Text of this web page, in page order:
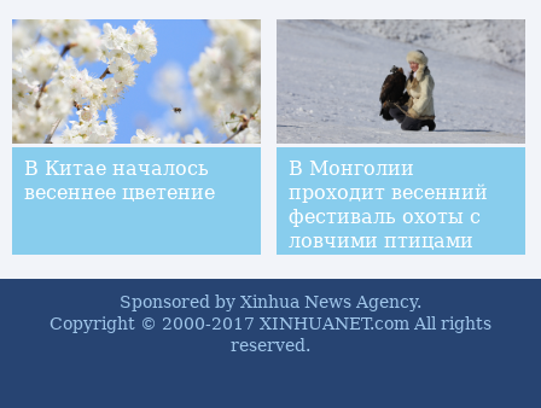
пекинской опере
В Китае началось
весеннее цветение
В Монголии
проходит весенний
фестиваль охоты с
ловчими птицами
Sponsored by Xinhua News Agency.
Copyright © 2000-2017 XINHUANET.com All rights
reserved.